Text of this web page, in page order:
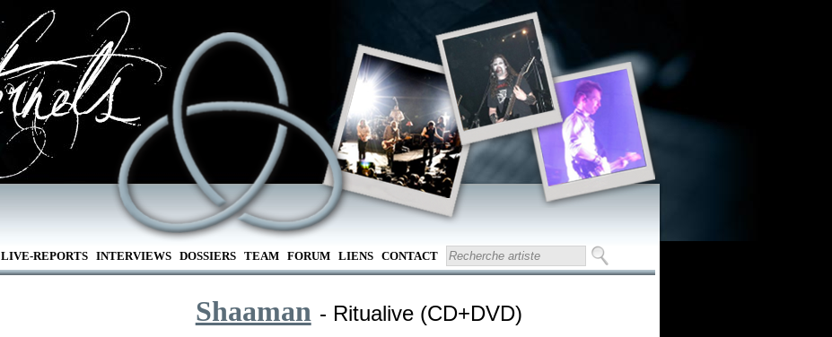
LIVE-REPORTS INTERVIEWS DOSSIERS TEAM FORUM LIENS CONTACT
Shaaman - Ritualive (CD+DVD)